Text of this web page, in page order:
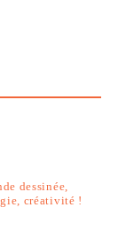
dessinée,
créativité !